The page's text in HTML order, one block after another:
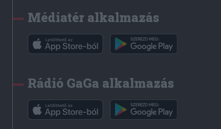
Médiatér alkalmazás
Rádió GaGa alkalmazás